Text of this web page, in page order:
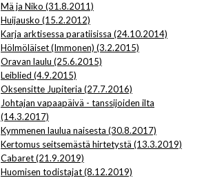
Mä ja Niko (31.8.2011)
Huijausko (15.2.2012)
Karja arktisessa paratiisissa (24.10.2014)
Hölmöläiset (Immonen) (3.2.2015)
Oravan laulu (25.6.2015)
Leiblied (4.9.2015)
Oksensitte Jupiteria (27.7.2016)
Johtajan vapaapäivä - tanssijoiden ilta
(14.3.2017)
Kymmenen laulua naisesta (30.8.2017)
Kertomus seitsemästä hirtetystä (13.3.2019)
Cabaret (21.9.2019)
Huomisen todistajat (8.12.2019)